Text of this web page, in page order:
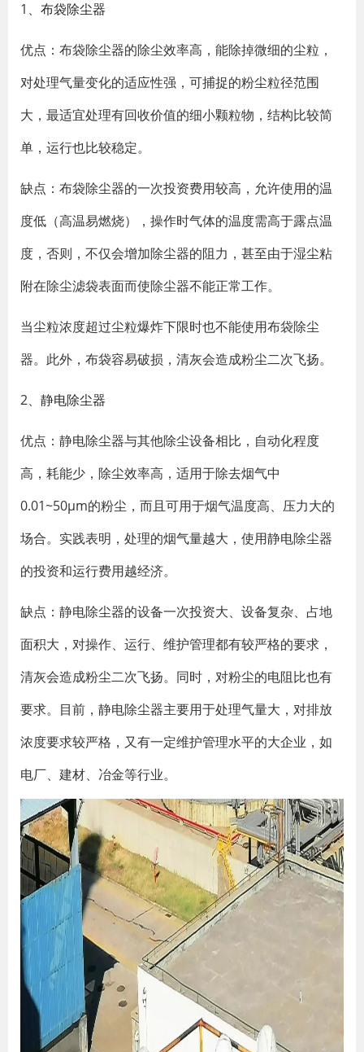
1、 布袋除尘器
优点：布袋除尘器的除尘效率高，能除掉微细的尘粒，
对处理气量变化的适应性强，可捕捉的粉尘粒径范围
大，最适宜处理有回收价值的细小颗粒物，结构比较简
单，运行也比较稳定。
缺点：布袋除尘器的一次投资费用较高，允许使用的温
度低（高温易燃烧），操作时气体的温度需高于露点温
度，否则，不仅会增加除尘器的阻力，甚至由于湿尘粘
附在除尘滤袋表面而使除尘器不能正常工作。
当尘粒浓度超过尘粒爆炸下限时也不能使用布袋除尘
器。此外，布袋容易破损，清灰会造成粉尘二次飞扬。
2、 静电除尘器
优点：静电除尘器与其他除尘设备相比，自动化程度
高，耗能少，除尘效率高，适用于除去烟气中
0.01~50μm的粉尘，而且可用于烟气温度高、压力大的
场合。实践表明，处理的烟气量越大，使用静电除尘器
的投资和运行费用越经济。
缺点：静电除尘器的设备一次投资大、设备复杂、占地
面积大，对操作、运行、维护管理都有较严格的要求，
清灰会造成粉尘二次飞扬。同时，对粉尘的电阻比也有
要求。目前，静电除尘器主要用于处理气量大，对排放
浓度要求较严格，又有一定维护管理水平的大企业，如
电厂、建材、冶金等行业。